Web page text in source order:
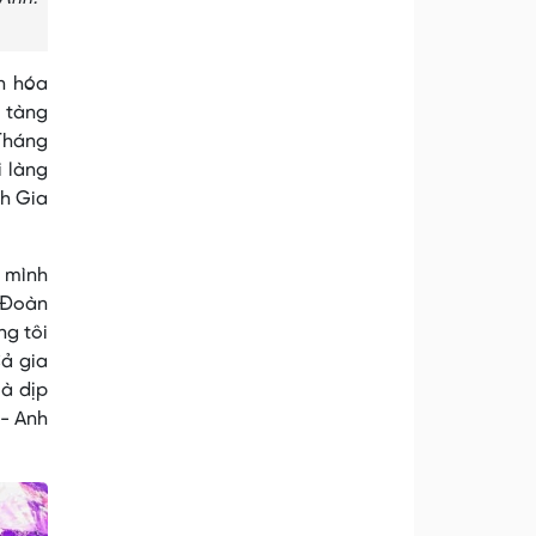
hóa
tàng
làng
Gia
mình
tôi
gia
dịp
Anh